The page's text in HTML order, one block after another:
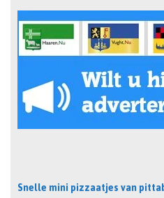
Snelle mini pizzaatjes van